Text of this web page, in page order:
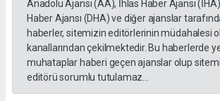
Anadolu Ajansı (AA), İhlas Haber Ajansı
Haber Ajansı (DHA) ve diğer ajanslar
haberler, sitemizin editörlerinin müdahalesi
kanallarından çekilmektedir. Bu haberlerde
muhataplar haberi geçen ajanslar olup
editörü sorumlu tutulamaz...